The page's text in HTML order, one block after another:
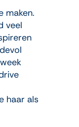
maken.
veel
haar als